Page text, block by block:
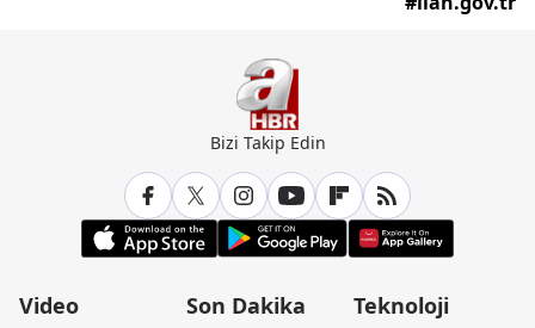
Bizi Takip Edin
Video
Son Dakika
Teknoloji